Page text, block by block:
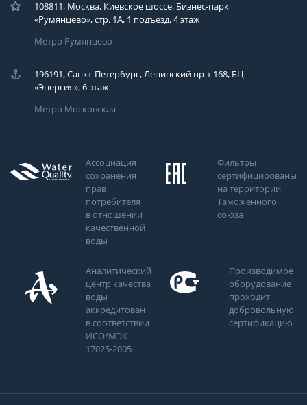
108811, Москва, Киевское шоссе, Бизнес-парк
«Румянцево», стр. 1А, 1 подъезд, 4 этаж
Метро Румянцево
196191, Санкт-Петербург, Ленинский пр-т 168, БЦ
«Энергия», 6 этаж
Метро Московская
Ассоциация
сохранения
прав
потребителя
в отношении
качественной
воды
Фильтры
сертифицированы
на территории
Таможенного
союза
Аналитический
центр качества
воды
аккредитован
в соответствии
ИСО/МЭК
17025-2005
Производимое
оборудование
проходит
добровольную
сертификацию